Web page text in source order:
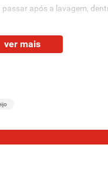
após a lavagem,
em viagens.
ver mais